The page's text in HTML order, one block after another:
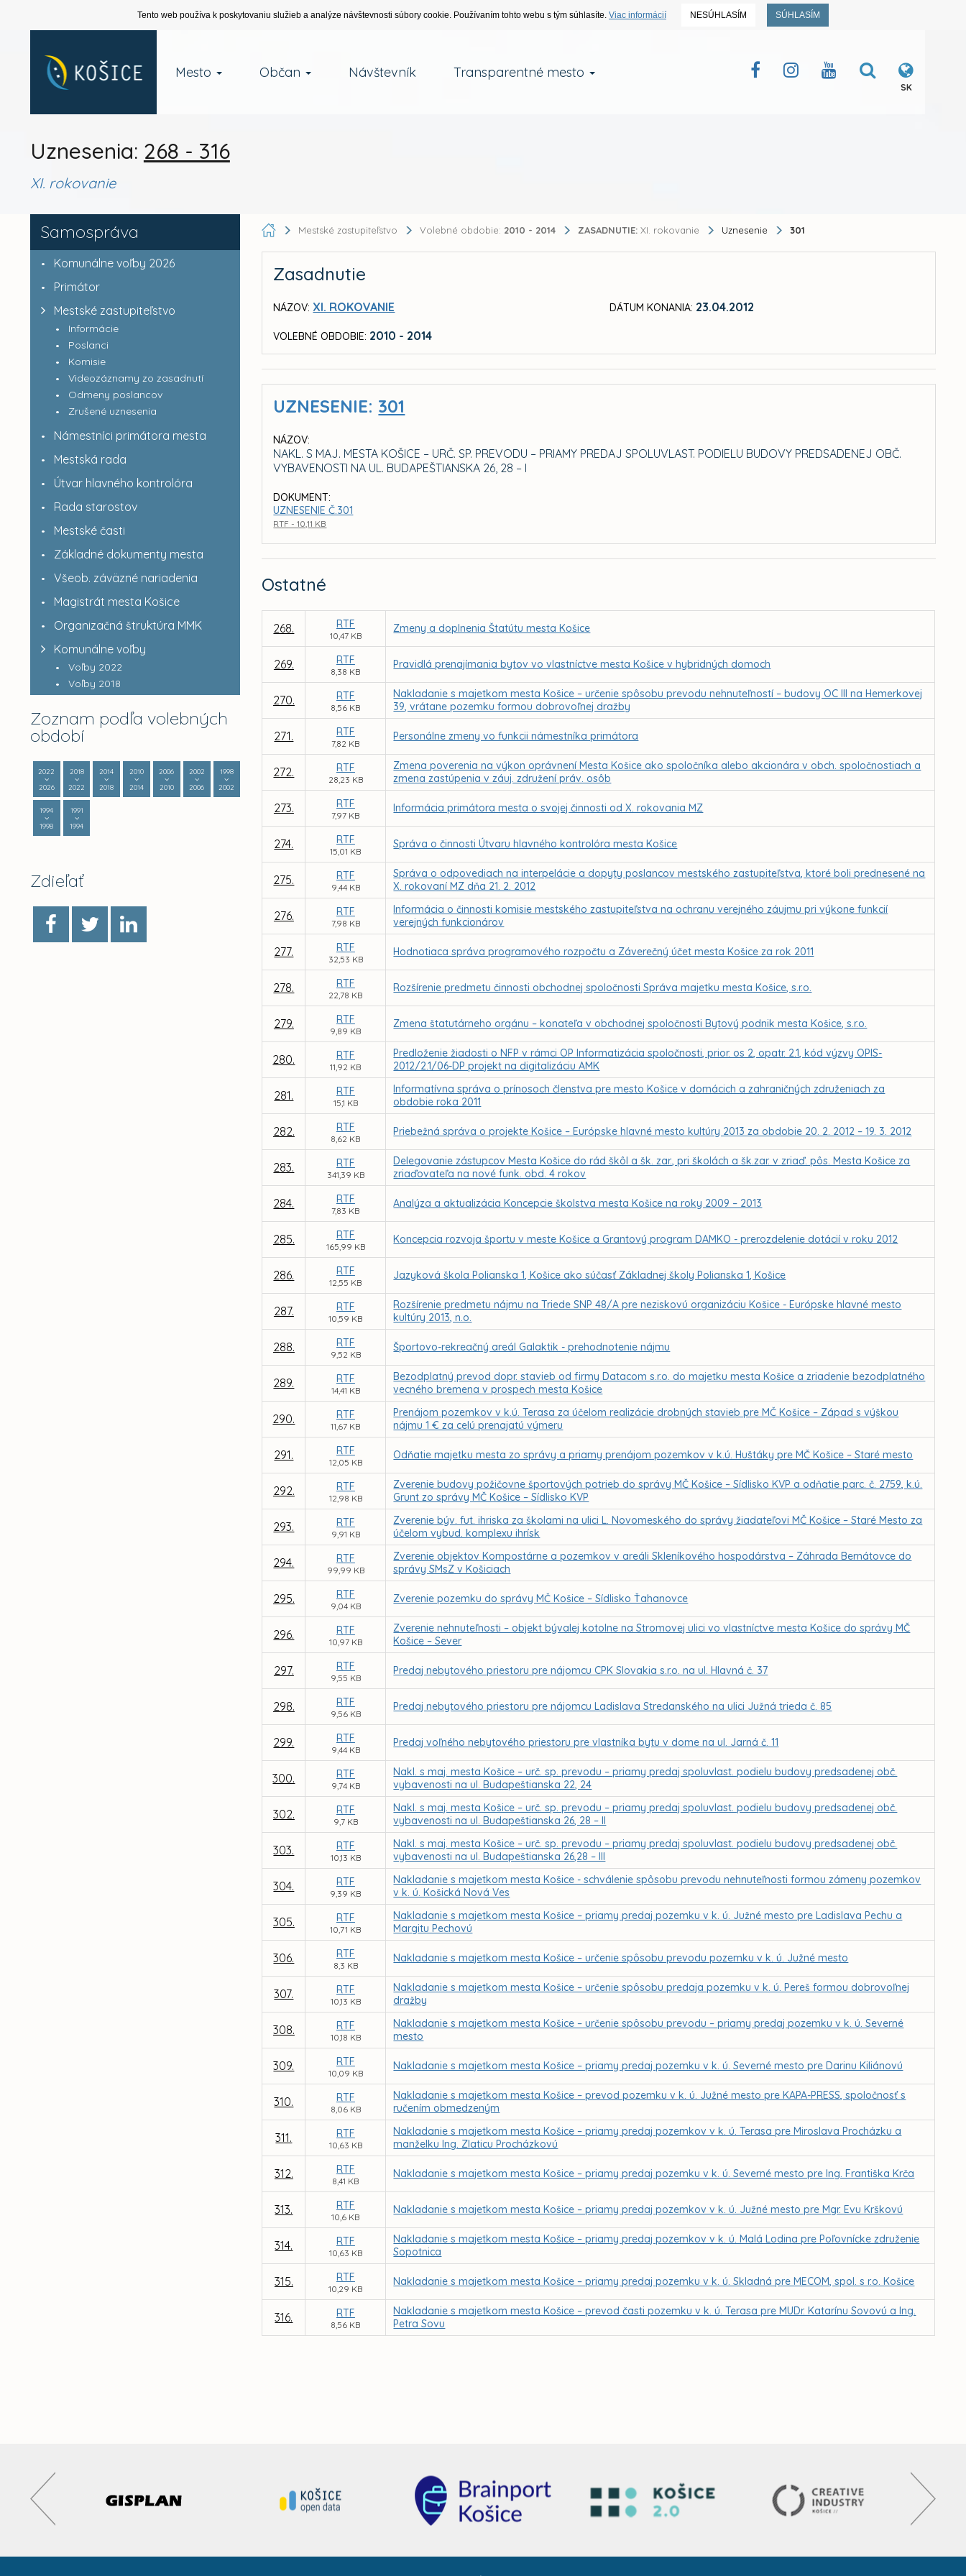
Tento web používa k poskytovaniu služieb a analýze návštevnosti súbory cookie. Používaním tohto webu s tým súhlasíte. Viac informácií NESÚHLASÍM SÚHLASÍM
Mesto Občan Návštevník Transparentné mesto
SK
Uznesenia: 268 - 316
XI. rokovanie
Samospráva
Komunálne voľby 2026
Primátor
Mestské zastupiteľstvo
Informácie
Poslanci
Komisie
Videozáznamy zo zasadnutí
Odmeny poslancov
Zrušené uznesenia
Námestníci primátora mesta
Mestská rada
Útvar hlavného kontrolóra
Rada starostov
Mestské časti
Základné dokumenty mesta
Všeob. záväzné nariadenia
Magistrát mesta Košice
Organizačná štruktúra MMK
Komunálne voľby
Voľby 2022
Voľby 2018
Zoznam podľa volebných
období
2022
2026
2018
2022
2014
2018
2010
2014
2006
2010
2002
2006
1998
2002
1994
1998
1991
1994
Zdieľať
Mestské zastupiteľstvo Volebné obdobie: 2010 - 2014 ZASADNUTIE: XI. rokovanie Uznesenie 301
Zasadnutie
NÁZOV: XI. ROKOVANIE
VOLEBNÉ OBDOBIE: 2010 - 2014
DÁTUM KONANIA: 23.04.2012
UZNESENIE: 301
NÁZOV:
NAKL. S MAJ. MESTA KOŠICE – URČ. SP. PREVODU – PRIAMY PREDAJ SPOLUVLAST. PODIELU BUDOVY PREDSADENEJ OBČ.
VYBAVENOSTI NA UL. BUDAPEŠTIANSKA 26, 28 – I
DOKUMENT:
UZNESENIE Č.301
RTF - 10,11 KB
Ostatné
268. RTF
10,47 KB
Zmeny a doplnenia Štatútu mesta Košice
269. RTF
8,38 KB
Pravidlá prenajímania bytov vo vlastníctve mesta Košice v hybridných domoch
270. RTF
8,56 KB
Nakladanie s majetkom mesta Košice – určenie spôsobu prevodu nehnuteľností – budovy OC III na Hemerkovej
39, vrátane pozemku formou dobrovoľnej dražby
271. RTF
7,82 KB
Personálne zmeny vo funkcii námestníka primátora
272. RTF
28,23 KB
Zmena poverenia na výkon oprávnení Mesta Košice ako spoločníka alebo akcionára v obch. spoločnostiach a
zmena zastúpenia v záuj. združení práv. osôb
273. RTF
7,97 KB
Informácia primátora mesta o svojej činnosti od X. rokovania MZ
274. RTF
15,01 KB
Správa o činnosti Útvaru hlavného kontrolóra mesta Košice
275. RTF
9,44 KB
Správa o odpovediach na interpelácie a dopyty poslancov mestského zastupiteľstva, ktoré boli prednesené na
X. rokovaní MZ dňa 21. 2. 2012
276. RTF
7,98 KB
Informácia o činnosti komisie mestského zastupiteľstva na ochranu verejného záujmu pri výkone funkcií
verejných funkcionárov
277. RTF
32,53 KB
Hodnotiaca správa programového rozpočtu a Záverečný účet mesta Košice za rok 2011
278. RTF
22,78 KB
Rozšírenie predmetu činnosti obchodnej spoločnosti Správa majetku mesta Košice, s.r.o.
279. RTF
9,89 KB
Zmena štatutárneho orgánu – konateľa v obchodnej spoločnosti Bytový podnik mesta Košice, s.r.o.
280. RTF
11,92 KB
Predloženie žiadosti o NFP v rámci OP Informatizácia spoločnosti, prior. os 2, opatr. 2.1, kód výzvy OPIS-
2012/2.1/06-DP projekt na digitalizáciu AMK
281. RTF
15,1 KB
Informatívna správa o prínosoch členstva pre mesto Košice v domácich a zahraničných združeniach za
obdobie roka 2011
282. RTF
8,62 KB
Priebežná správa o projekte Košice – Európske hlavné mesto kultúry 2013 za obdobie 20. 2. 2012 – 19. 3. 2012
283. RTF
341,39 KB
Delegovanie zástupcov Mesta Košice do rád škôl a šk. zar., pri školách a šk.zar. v zriaď. pôs. Mesta Košice za
zriaďovateľa na nové funk. obd. 4 rokov
284. RTF
7,83 KB
Analýza a aktualizácia Koncepcie školstva mesta Košice na roky 2009 – 2013
285. RTF
165,99 KB
Koncepcia rozvoja športu v meste Košice a Grantový program DAMKO - prerozdelenie dotácií v roku 2012
286. RTF
12,55 KB
Jazyková škola Polianska 1, Košice ako súčasť Základnej školy Polianska 1, Košice
287. RTF
10,59 KB
Rozšírenie predmetu nájmu na Triede SNP 48/A pre neziskovú organizáciu Košice - Európske hlavné mesto
kultúry 2013, n.o.
288. RTF
9,52 KB
Športovo-rekreačný areál Galaktik - prehodnotenie nájmu
289. RTF
14,41 KB
Bezodplatný prevod dopr. stavieb od firmy Datacom s.r.o. do majetku mesta Košice a zriadenie bezodplatného
vecného bremena v prospech mesta Košice
290. RTF
11,67 KB
Prenájom pozemkov v k.ú. Terasa za účelom realizácie drobných stavieb pre MČ Košice – Západ s výškou
nájmu 1 € za celú prenajatú výmeru
291. RTF
12,05 KB
Odňatie majetku mesta zo správy a priamy prenájom pozemkov v k.ú. Huštáky pre MČ Košice – Staré mesto
292. RTF
12,98 KB
Zverenie budovy požičovne športových potrieb do správy MČ Košice – Sídlisko KVP a odňatie parc. č. 2759, k.ú.
Grunt zo správy MČ Košice – Sídlisko KVP
293. RTF
9,91 KB
Zverenie býv. fut. ihriska za školami na ulici L. Novomeského do správy žiadateľovi MČ Košice – Staré Mesto za
účelom vybud. komplexu ihrísk
294. RTF
99,99 KB
Zverenie objektov Kompostárne a pozemkov v areáli Skleníkového hospodárstva – Záhrada Bernátovce do
správy SMsZ v Košiciach
295. RTF
9,04 KB
Zverenie pozemku do správy MČ Košice – Sídlisko Ťahanovce
296. RTF
10,97 KB
Zverenie nehnuteľnosti – objekt bývalej kotolne na Stromovej ulici vo vlastníctve mesta Košice do správy MČ
Košice – Sever
297. RTF
9,55 KB
Predaj nebytového priestoru pre nájomcu CPK Slovakia s.r.o. na ul. Hlavná č. 37
298. RTF
9,56 KB
Predaj nebytového priestoru pre nájomcu Ladislava Stredanského na ulici Južná trieda č. 85
299. RTF
9,44 KB
Predaj voľného nebytového priestoru pre vlastníka bytu v dome na ul. Jarná č. 11
300. RTF
9,74 KB
Nakl. s maj. mesta Košice – urč. sp. prevodu – priamy predaj spoluvlast. podielu budovy predsadenej obč.
vybavenosti na ul. Budapeštianska 22, 24
302. RTF
9,7 KB
Nakl. s maj. mesta Košice – urč. sp. prevodu – priamy predaj spoluvlast. podielu budovy predsadenej obč.
vybavenosti na ul. Budapeštianska 26, 28 – II
303. RTF
10,13 KB
Nakl. s maj. mesta Košice – urč. sp. prevodu – priamy predaj spoluvlast. podielu budovy predsadenej obč.
vybavenosti na ul. Budapeštianska 26,28 – III
304. RTF
9,39 KB
Nakladanie s majetkom mesta Košice - schválenie spôsobu prevodu nehnuteľnosti formou zámeny pozemkov
v k. ú. Košická Nová Ves
305. RTF
10,71 KB
Nakladanie s majetkom mesta Košice – priamy predaj pozemku v k. ú. Južné mesto pre Ladislava Pechu a
Margitu Pechovú
306. RTF
8,3 KB
Nakladanie s majetkom mesta Košice – určenie spôsobu prevodu pozemku v k. ú. Južné mesto
307. RTF
10,13 KB
Nakladanie s majetkom mesta Košice – určenie spôsobu predaja pozemku v k. ú. Pereš formou dobrovoľnej
dražby
308. RTF
10,18 KB
Nakladanie s majetkom mesta Košice – určenie spôsobu prevodu – priamy predaj pozemku v k. ú. Severné
mesto
309. RTF
10,09 KB
Nakladanie s majetkom mesta Košice – priamy predaj pozemku v k. ú. Severné mesto pre Darinu Kiliánovú
310. RTF
8,06 KB
Nakladanie s majetkom mesta Košice – prevod pozemku v k. ú. Južné mesto pre KAPA-PRESS, spoločnosť s
ručením obmedzeným
311. RTF
10,63 KB
Nakladanie s majetkom mesta Košice – priamy predaj pozemkov v k. ú. Terasa pre Miroslava Procházku a
manželku Ing. Zlaticu Procházkovú
312. RTF
8,41 KB
Nakladanie s majetkom mesta Košice – priamy predaj pozemku v k. ú. Severné mesto pre Ing. Františka Krča
313. RTF
10,6 KB
Nakladanie s majetkom mesta Košice – priamy predaj pozemkov v k. ú. Južné mesto pre Mgr. Evu Krškovú
314. RTF
10,63 KB
Nakladanie s majetkom mesta Košice – priamy predaj pozemkov v k. ú. Malá Lodina pre Poľovnícke združenie
Sopotnica
315. RTF
10,29 KB
Nakladanie s majetkom mesta Košice – priamy predaj pozemku v k. ú. Skladná pre MECOM, spol. s r.o. Košice
316. RTF
8,56 KB
Nakladanie s majetkom mesta Košice – prevod časti pozemku v k. ú. Terasa pre MUDr. Katarínu Sovovú a Ing.
Petra Sovu